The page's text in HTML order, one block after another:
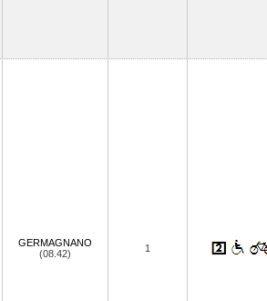
GERMAGNANO
(08.42)
1